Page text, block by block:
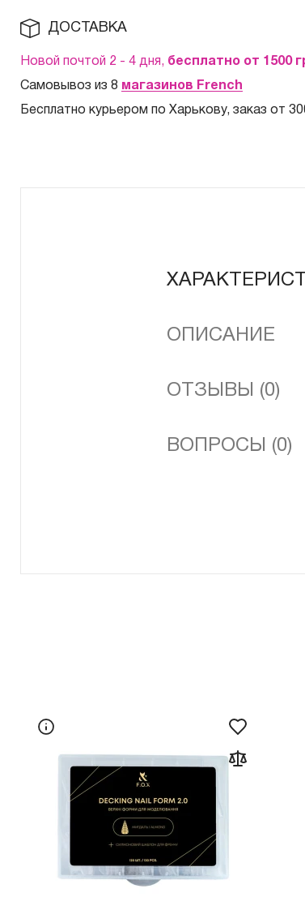
ДОСТАВКА
Новой почтой 2 - 4 дня, бесплатно от 1500
Самовывоз из 8 магазинов French
Бесплатно курьером по Харькову, заказ от
ОПИСАНИЕ
ОТЗЫВЫ (0)
ВОПРОСЫ (0)